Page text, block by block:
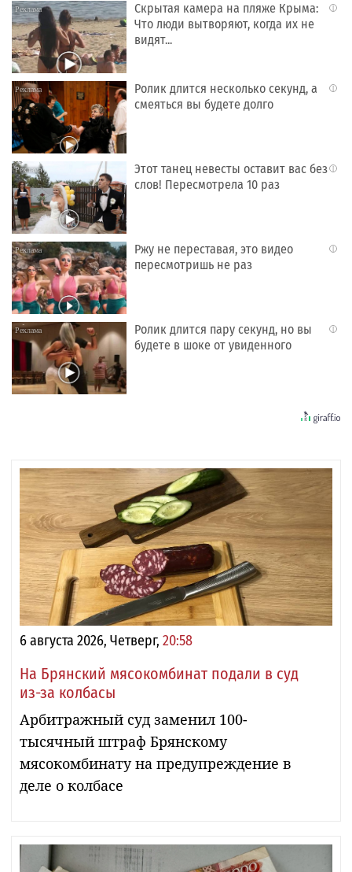
i
Скрытая камера на пляже Крыма:
Что люди вытворяют, когда их не
видят...
i
Ролик длится несколько секунд, а
смеяться вы будете долго
i
Этот танец невесты оставит вас без
слов! Пересмотрела 10 раз
i
Ржу не переставая, это видео
пересмотришь не раз
i
Ролик длится пару секунд, но вы
будете в шоке от увиденного
6 августа 2026, Четверг, 20:58
На Брянский мясокомбинат подали в суд
из-за колбасы
Арбитражный суд заменил 100-
тысячный штраф Брянскому
мясокомбинату на предупреждение в
деле о колбасе